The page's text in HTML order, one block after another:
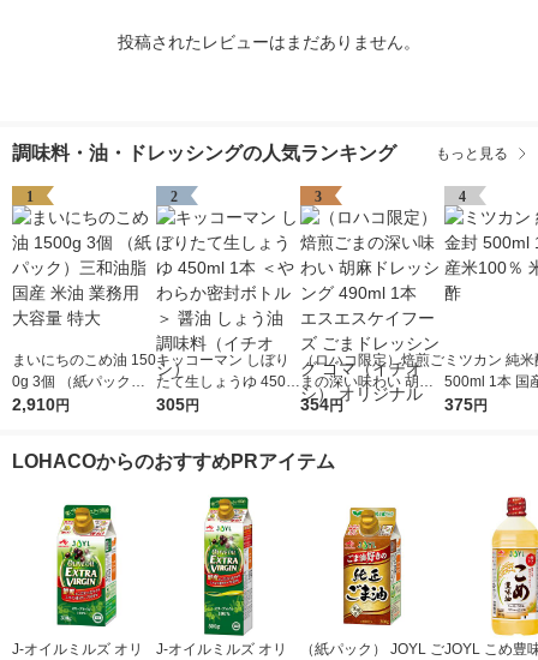
投稿されたレビューはまだありません。
調味料・油・ドレッシングの人気ランキング もっと見る
1
まいにちのこめ油 150
0g 3個 （紙パック）
三和油脂 国産 米油 業
2,910円
2
キッコーマン しぼり
たて生しょうゆ 450m
l 1本 ＜やわらか密封
シ）
305円
3
（ロハコ限定）焙煎ご
まの深い味わい 胡麻
ドレッシング 490ml 1
ゴマ（イチオシ） オ
354円
4
ミツカン 純
500ml 1本 国
0％ 米酢 食酢
375円
LOHACOからのおすすめPRアイテム
J-オイルミルズ オリ
J-オイルミルズ オリ
（紙パック） JOYL ごJOYL こめ豊